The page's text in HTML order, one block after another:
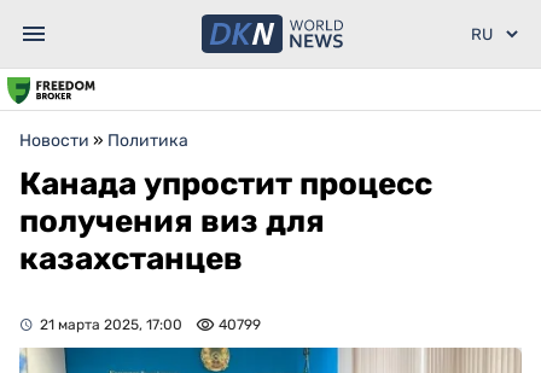
Новости » Политика
Канада упростит процесс
получения виз для
казахстанцев
21 марта 2025, 17:00 40799